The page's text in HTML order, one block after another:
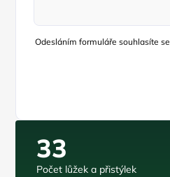
Odesláním formuláře souhlasíte se
33
Počet lůžek a přistýlek